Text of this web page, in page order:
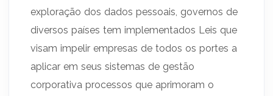
exploração dos dados pessoais, governos de
diversos países tem implementados Leis que
visam impelir empresas de todos os portes a
aplicar em seus sistemas de gestão
corporativa processos que aprimoram o